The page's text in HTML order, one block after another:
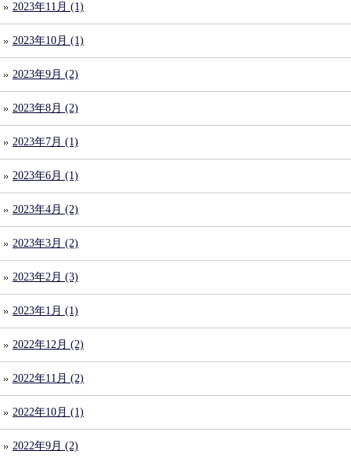
2023年11月 (1)
2023年10月 (1)
2023年9月 (2)
2023年8月 (2)
2023年7月 (1)
2023年6月 (1)
2023年4月 (2)
2023年3月 (2)
2023年2月 (3)
2023年1月 (1)
2022年12月 (2)
2022年11月 (2)
2022年10月 (1)
2022年9月 (2)